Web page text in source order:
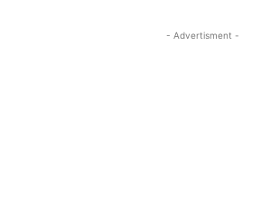
- Advertisment -